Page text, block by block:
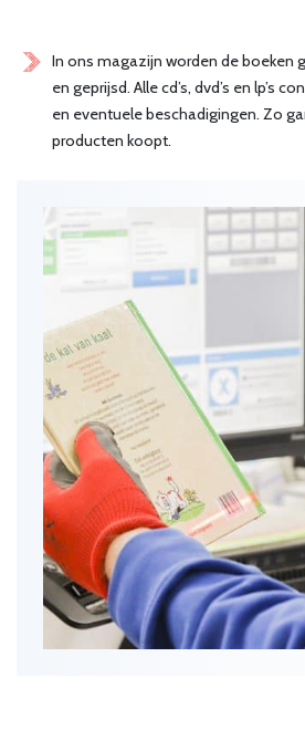
In ons magazijn worden de boeken
en geprijsd. Alle cd’s, dvd’s en lp’s
en eventuele beschadigingen. Zo
producten koopt.